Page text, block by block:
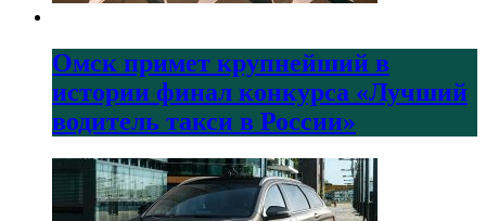
Омск примет крупнейший в
истории финал конкурса «Лучший
водитель такси в России»